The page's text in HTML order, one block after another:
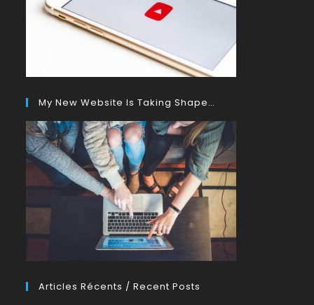
My New Website Is Taking Shape…
Articles Récents / Recent Posts